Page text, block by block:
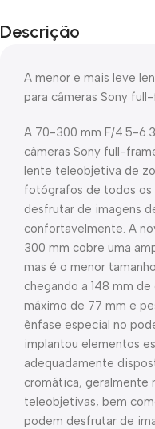
Descrição
A menor e mais leve
para câmeras Sony
A 70-300 mm F/4.5-
câmeras Sony full-
lente teleobjetiva de
fotógrafos de todos os
desfrutar de imagens
confortavelmente. A
300 mm cobre uma
mas é o menor
chegando a 148 mm
máximo de 77 mm e
ênfase especial no
implantou elementos
adequadamente
cromática, geralmente
teleobjetivas, bem
podem desfrutar de